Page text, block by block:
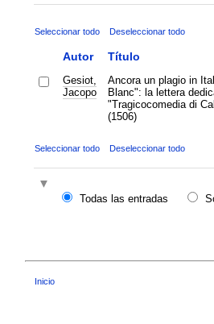
Seleccionar todo Deseleccionar todo
Autor Título
Gesiot,
Jacopo
Ancora un plagio in
Blanc": la lettera
"Tragicocomedia di
(1506)
Seleccionar todo Deseleccionar todo
Todas las entradas
Inicio